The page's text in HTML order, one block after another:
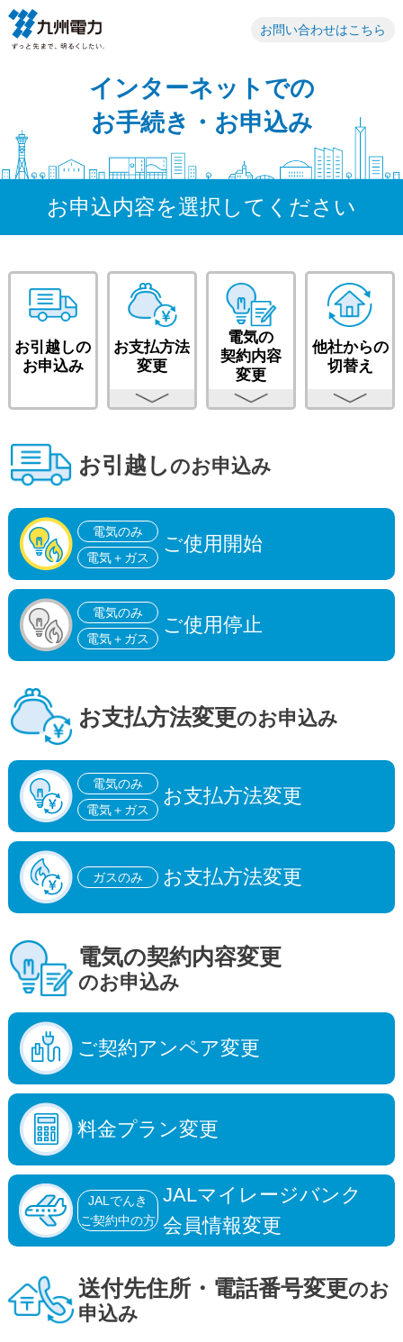
お問い合わせはこちら
インターネットでの
お手続き・お申込み
お申込内容を選択してください
お引越しの
お申込み
お支払方法
変更
電気の
契約内容
変更
他社からの
切替え
お引越し のお申込み
電気のみ
電気＋ガス
ご使用開始
電気のみ
電気＋ガス
ご使用停止
お支払方法変更のお申込み
電気のみ
電気＋ガス
お支払方法変更
ガスのみ お支払方法変更
電気の契約内容変更
のお申込み
ご契約アンペア変更
料金プラン変更
JALでんき
ご契約中の方
JALマイレージバンク
会員情報変更
送付先住所・ 電話番号変更のお
申込み